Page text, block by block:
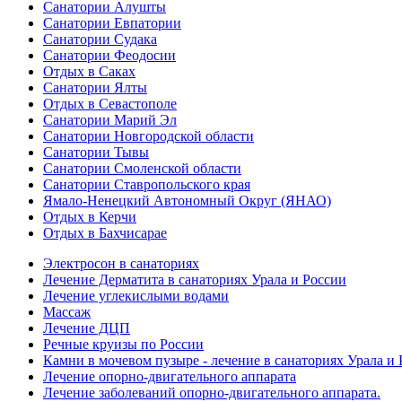
Санатории Алушты
Санатории Евпатории
Санатории Судака
Санатории Феодосии
Отдых в Саках
Санатории Ялты
Отдых в Севастополе
Санатории Марий Эл
Санатории Новгородской области
Санатории Тывы
Санатории Смоленской области
Санатории Ставропольского края
Ямало-Ненецкий Автономный Округ (ЯНАО)
Отдых в Керчи
Отдых в Бахчисарае
Электросон в санаториях
Лечение Дерматита в санаториях Урала и России
Лечение углекислыми водами
Массаж
Лечение ДЦП
Речные круизы по России
Камни в мочевом пузыре - лечение в санаториях Урала и
Лечение опорно-двигательного аппарата
Лечение заболеваний опорно-двигательного аппарата.